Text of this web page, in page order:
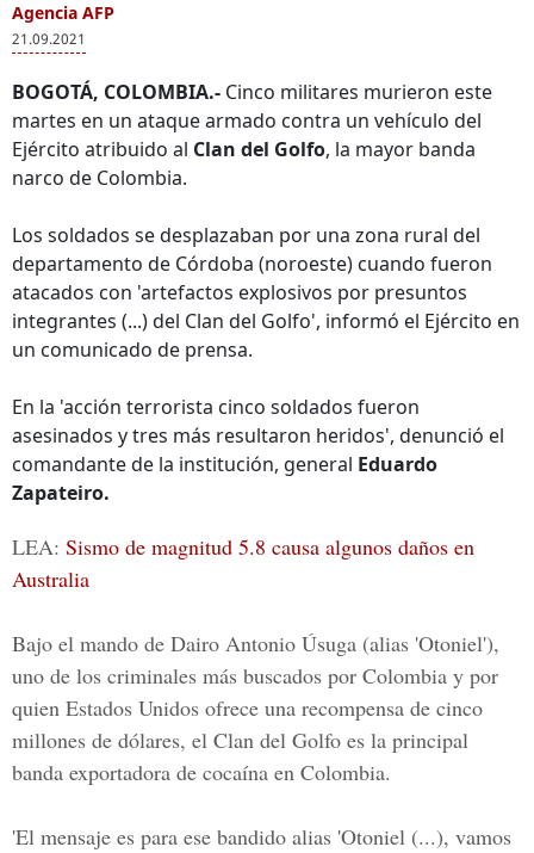
Agencia AFP
21.09.2021
BOGOTÁ, COLOMBIA.- Cinco militares murieron este
martes en un ataque armado contra un vehículo del
Ejército atribuido al Clan del Golfo, la mayor banda
narco de Colombia.
Los soldados se desplazaban por una zona rural del
departamento de Córdoba (noroeste) cuando fueron
atacados con 'artefactos explosivos por presuntos
integrantes (...) del Clan del Golfo', informó el Ejército en
un comunicado de prensa.
En la 'acción terrorista cinco soldados fueron
asesinados y tres más resultaron heridos', denunció el
comandante de la institución, general Eduardo
Zapateiro.
LEA: Sismo de magnitud 5.8 causa algunos daños en
Australia
Bajo el mando de Dairo Antonio Úsuga (alias 'Otoniel'),
uno de los criminales más buscados por Colombia y por
quien Estados Unidos ofrece una recompensa de cinco
millones de dólares, el Clan del Golfo es la principal
banda exportadora de cocaína en Colombia.
'El mensaje es para ese bandido alias 'Otoniel (...), vamos